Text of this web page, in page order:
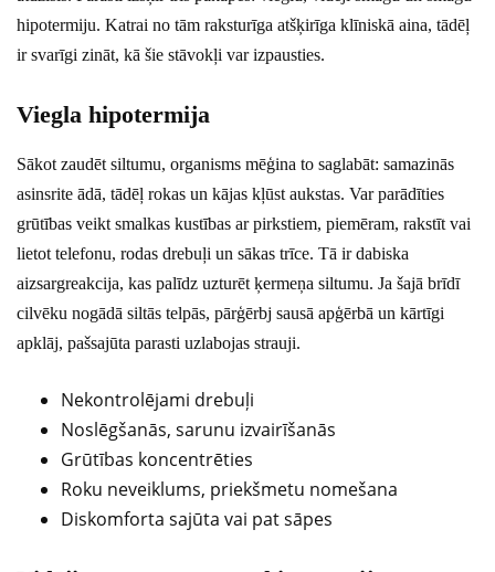
hipotermiju. Katrai no tām raksturīga atšķirīga klīniskā aina, tādēļ
ir svarīgi zināt, kā šie stāvokļi var izpausties.
Viegla hipotermija
Sākot zaudēt siltumu, organisms mēģina to saglabāt: samazinās
asinsrite ādā, tādēļ rokas un kājas kļūst aukstas. Var parādīties
grūtības veikt smalkas kustības ar pirkstiem, piemēram, rakstīt vai
lietot telefonu, rodas drebuļi un sākas trīce. Tā ir dabiska
aizsargreakcija, kas palīdz uzturēt ķermeņa siltumu. Ja šajā brīdī
cilvēku nogādā siltās telpās, pārģērbj sausā apģērbā un kārtīgi
apklāj, pašsajūta parasti uzlabojas strauji.
Nekontrolējami drebuļi
Noslēgšanās, sarunu izvairīšanās
Grūtības koncentrēties
Roku neveiklums, priekšmetu nomešana
Diskomforta sajūta vai pat sāpes